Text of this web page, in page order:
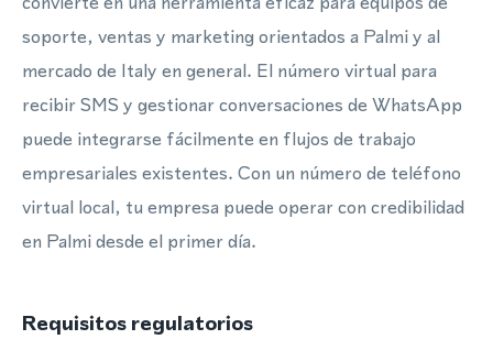
soporte, ventas y marketing orientados a Palmi y al
mercado de Italy en general. El número virtual para
recibir SMS y gestionar conversaciones de WhatsApp
puede integrarse fácilmente en flujos de trabajo
empresariales existentes. Con un número de teléfono
virtual local, tu empresa puede operar con credibilidad
en Palmi desde el primer día.
Requisitos regulatorios